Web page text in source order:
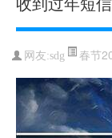
网友:sdg 春节